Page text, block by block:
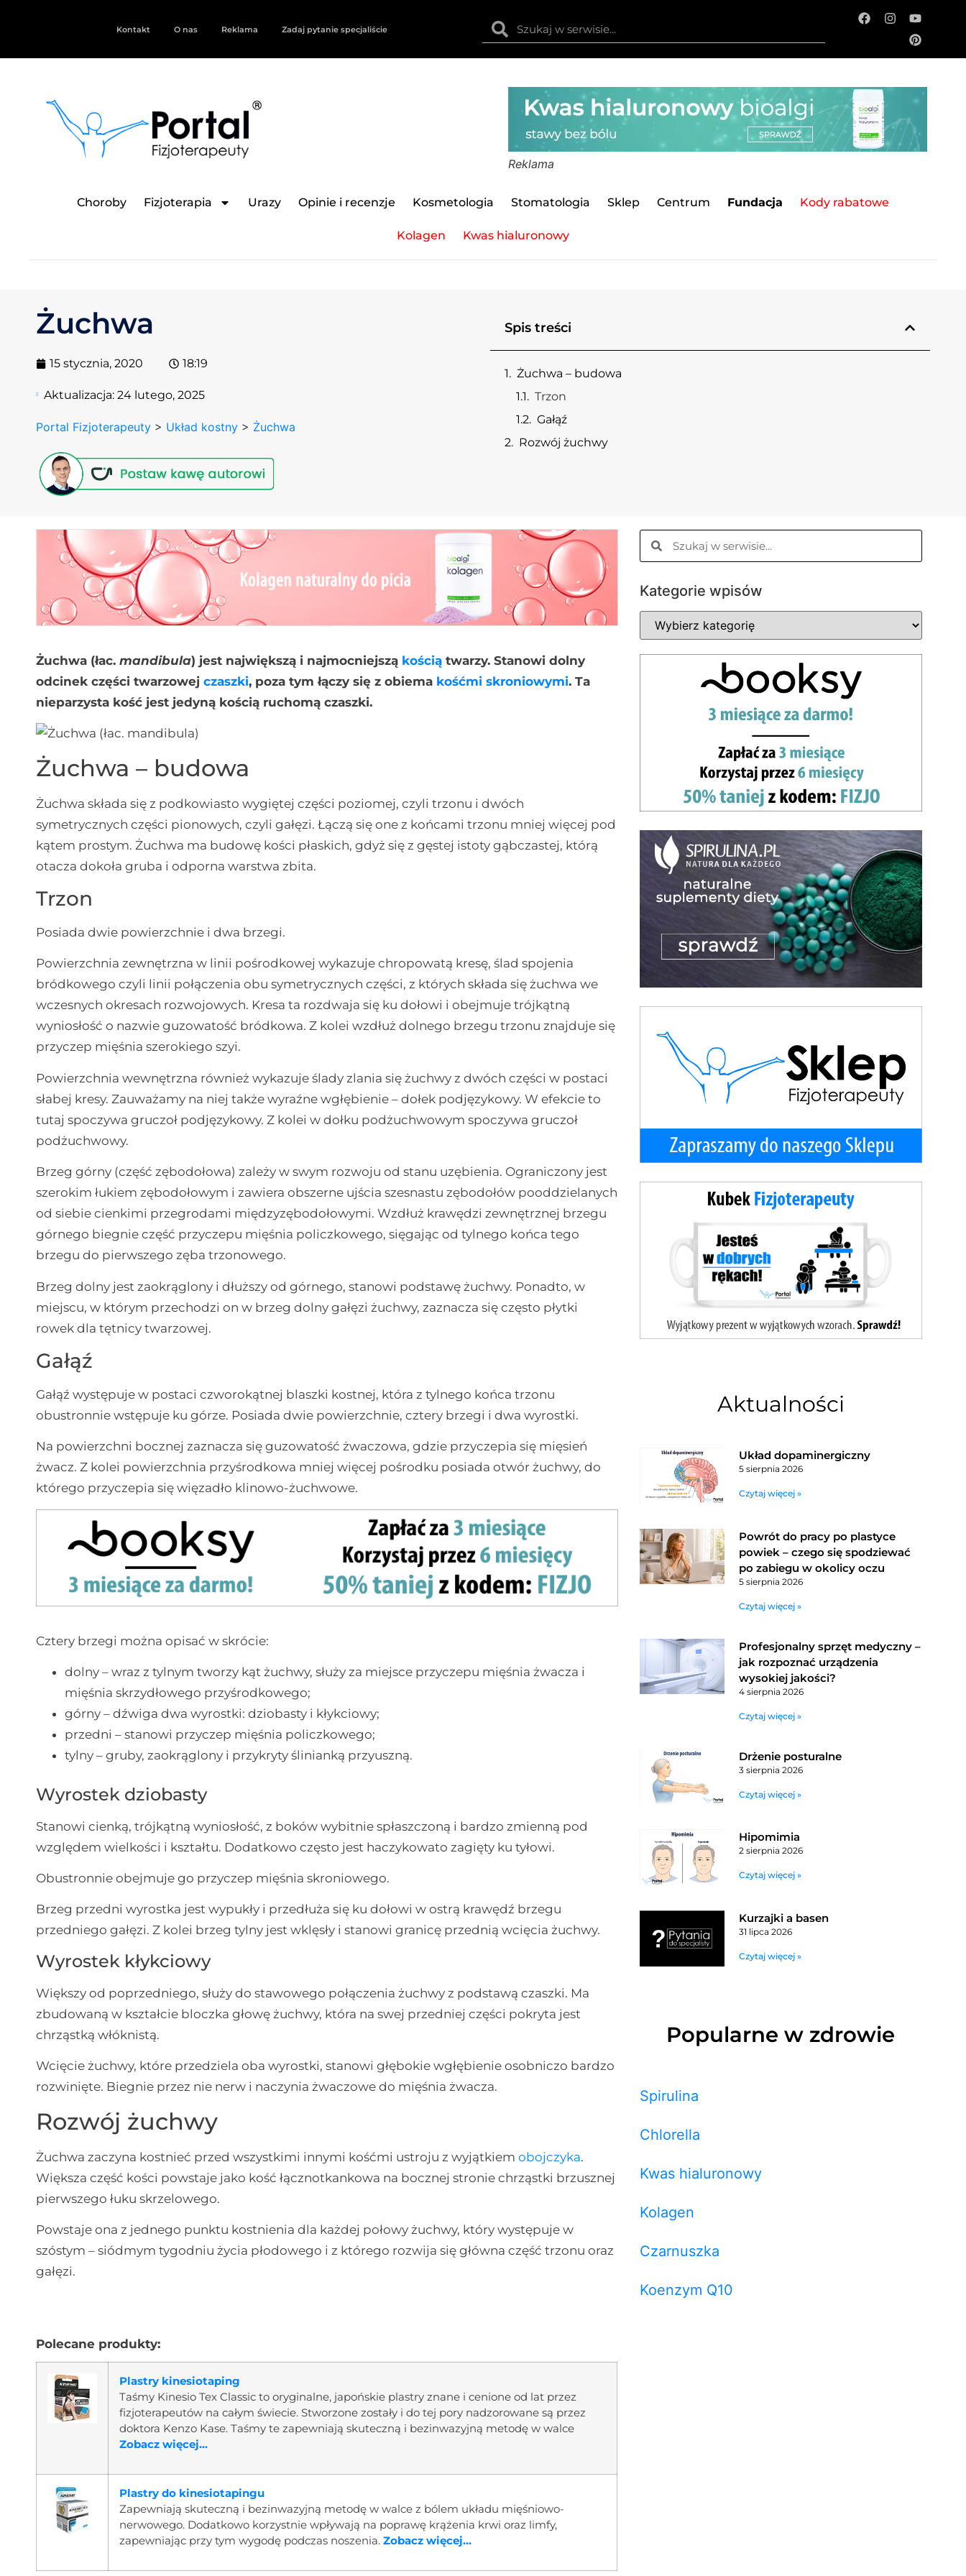
Kontakt O nas Reklama Zadaj pytanie specjaliście
Reklama
Choroby Fizjoterapia Urazy Opinie i recenzje Kosmetologia Stomatologia Sklep Centrum Fundacja Kody rabatowe
Kolagen Kwas hialuronowy
Żuchwa
15 stycznia, 2020 18:19
Aktualizacja:24 lutego, 2025
Portal Fizjoterapeuty > Układ kostny > Żuchwa
Spis treści
Żuchwa – budowa
Trzon
Gałąź
Rozwój żuchwy
Żuchwa (łac.mandibula) jest największą i najmocniejszą kością twarzy. Stanowi dolny
odcinek części twarzowejczaszki, poza tym łączy się z obiema kośćmi skroniowymi.Ta
nieparzysta kość jest jedyną kością ruchomą czaszki.
Żuchwa – budowa
Żuchwa składa się z podkowiasto wygiętej części poziomej, czyli trzonu i dwóch
symetrycznych części pionowych, czyli gałęzi. Łączą się one z końcami trzonu mniej więcej pod
kątem prostym. Żuchwa ma budowę kości płaskich, gdyż się z gęstej istoty gąbczastej, którą
otacza dokoła gruba i odporna warstwa zbita.
Trzon
Posiada dwie powierzchnie i dwa brzegi.
Powierzchnia zewnętrzna w linii pośrodkowej wykazuje chropowatą kresę, ślad spojenia
bródkowego czyli linii połączenia obu symetrycznych części, z których składa się żuchwa we
wczesnych okresach rozwojowych. Kresa ta rozdwaja się ku dołowi i obejmuje trójkątną
wyniosłość o nazwie guzowatość bródkowa. Z kolei wzdłuż dolnego brzegu trzonu znajduje się
przyczep mięśnia szerokiego szyi.
Powierzchnia wewnętrzna również wykazuje ślady zlania się żuchwy z dwóch części w postaci
słabej kresy. Zauważamy na niej także wyraźne wgłębienie – dołek podjęzykowy. W efekcie to
tutaj spoczywa gruczoł podjęzykowy. Z kolei w dołku podżuchwowym spoczywa gruczoł
podżuchwowy.
Brzeg górny (część zębodołowa) zależy w swym rozwoju od stanu uzębienia. Ograniczony jest
szerokim łukiem zębodołowym i zawiera obszerne ujścia szesnastu zębodołów pooddzielanych
od siebie cienkimi przegrodami międzyzębodołowymi. Wzdłuż krawędzi zewnętrznej brzegu
górnego biegnie część przyczepu mięśnia policzkowego, sięgając od tylnego końca tego
brzegu do pierwszego zęba trzonowego.
Brzeg dolny jest zaokrąglony i dłuższy od górnego, stanowi podstawę żuchwy. Ponadto, w
miejscu, w którym przechodzi on w brzeg dolny gałęzi żuchwy, zaznacza się często płytki
rowek dla tętnicy twarzowej.
Gałąź
Gałąź występuje w postaci czworokątnej blaszki kostnej, która z tylnego końca trzonu
obustronnie wstępuje ku górze. Posiada dwie powierzchnie, cztery brzegi i dwa wyrostki.
Na powierzchni bocznej zaznacza się guzowatość żwaczowa, gdzie przyczepia się mięsień
żwacz. Z kolei powierzchnia przyśrodkowa mniej więcej pośrodku posiada otwór żuchwy, do
którego przyczepia się więzadło klinowo-żuchwowe.
Cztery brzegi można opisać w skrócie:
dolny – wraz z tylnym tworzy kąt żuchwy, służy za miejsce przyczepu mięśnia żwacza i
mięśnia skrzydłowego przyśrodkowego;
górny – dźwiga dwa wyrostki: dziobasty i kłykciowy;
przedni – stanowi przyczep mięśnia policzkowego;
tylny – gruby, zaokrąglony i przykryty ślinianką przyuszną.
Wyrostek dziobasty
Stanowi cienką, trójkątną wyniosłość, z boków wybitnie spłaszczoną i bardzo zmienną pod
względem wielkości i kształtu. Dodatkowo często jest haczykowato zagięty ku tyłowi.
Obustronnie obejmuje go przyczep mięśnia skroniowego.
Brzeg przedni wyrostka jest wypukły i przedłuża się ku dołowi w ostrą krawędź brzegu
przedniego gałęzi. Z kolei brzeg tylny jest wklęsły i stanowi granicę przednią wcięcia żuchwy.
Wyrostek kłykciowy
Większy od poprzedniego, służy do stawowego połączenia żuchwy z podstawą czaszki. Ma
zbudowaną w kształcie bloczka głowę żuchwy, która na swej przedniej części pokryta jest
chrząstką włóknistą.
Wcięcie żuchwy, które przedziela oba wyrostki, stanowi głębokie wgłębienie osobniczo bardzo
rozwinięte. Biegnie przez nie nerw i naczynia żwaczowe do mięśnia żwacza.
Rozwój żuchwy
Żuchwa zaczyna kostnieć przed wszystkimi innymi kośćmi ustroju z wyjątkiemobojczyka.
Większa część kości powstaje jako kość łącznotkankowa na bocznej stronie chrząstki brzusznej
pierwszego łuku skrzelowego.
Powstaje ona z jednego punktu kostnienia dla każdej połowy żuchwy, który występuje w
szóstym – siódmym tygodniu życia płodowego i z którego rozwija się główna część trzonu oraz
gałęzi.
Polecane produkty:
Plastry kinesiotaping
Taśmy Kinesio Tex Classic to oryginalne, japońskie plastry znane i cenione od lat przez
fizjoterapeutów na całym świecie. Stworzone zostały i do tej pory nadzorowane są przez
doktora Kenzo Kase. Taśmy te zapewniają skuteczną i bezinwazyjną metodę w walce
Zobacz więcej...
Plastry do kinesiotapingu
Zapewniają skuteczną i bezinwazyjną metodę w walce z bólem układu mięśniowo-
nerwowego. Dodatkowo korzystnie wpływają na poprawę krążenia krwi oraz limfy,
zapewniając przy tym wygodę podczas noszenia.Zobacz więcej...
Kategorie wpisów
Aktualności
Układ dopaminergiczny
5 sierpnia 2026
Czytaj więcej »
Powrót do pracy po plastyce
powiek – czego się spodziewać
po zabiegu w okolicy oczu
5 sierpnia 2026
Czytaj więcej »
Profesjonalny sprzęt medyczny –
jak rozpoznać urządzenia
wysokiej jakości?
4 sierpnia 2026
Czytaj więcej »
Drżenie posturalne
3 sierpnia 2026
Czytaj więcej »
Hipomimia
2 sierpnia 2026
Czytaj więcej »
Kurzajki a basen
31 lipca 2026
Czytaj więcej »
Popularne w zdrowie
Spirulina
Chlorella
Kwas hialuronowy
Kolagen
Czarnuszka
Koenzym Q10